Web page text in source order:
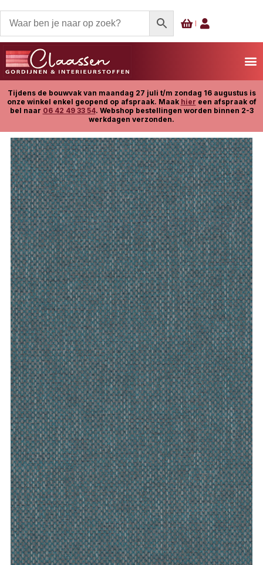
Tijdens de bouwvak van maandag 27 juli t/m zondag 16 augustus is
onze winkel enkel geopend op afspraak. Maak hier een afspraak of
bel naar 06 42 49 33 54. Webshop bestellingen worden binnen 2-3
werkdagen verzonden.